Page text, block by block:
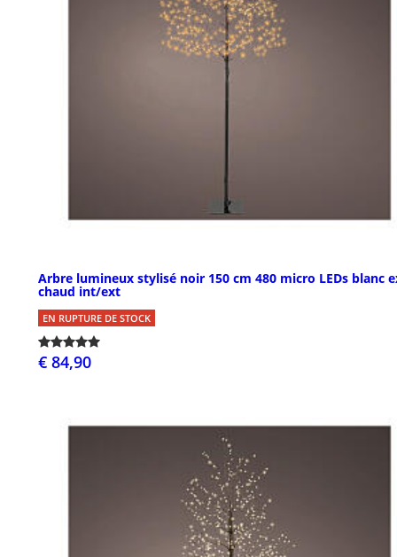
Arbre lumineux stylisé noir 150 cm 480 micro LEDs blanc
chaud int/ext
EN RUPTURE DE STOCK
€ 84,90